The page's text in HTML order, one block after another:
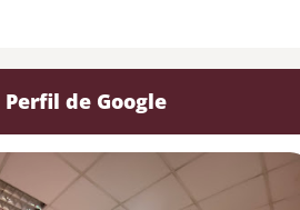
Perfil de Google